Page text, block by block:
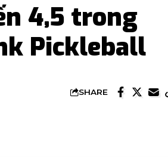
4,5 trong
Pickleball
SHARE